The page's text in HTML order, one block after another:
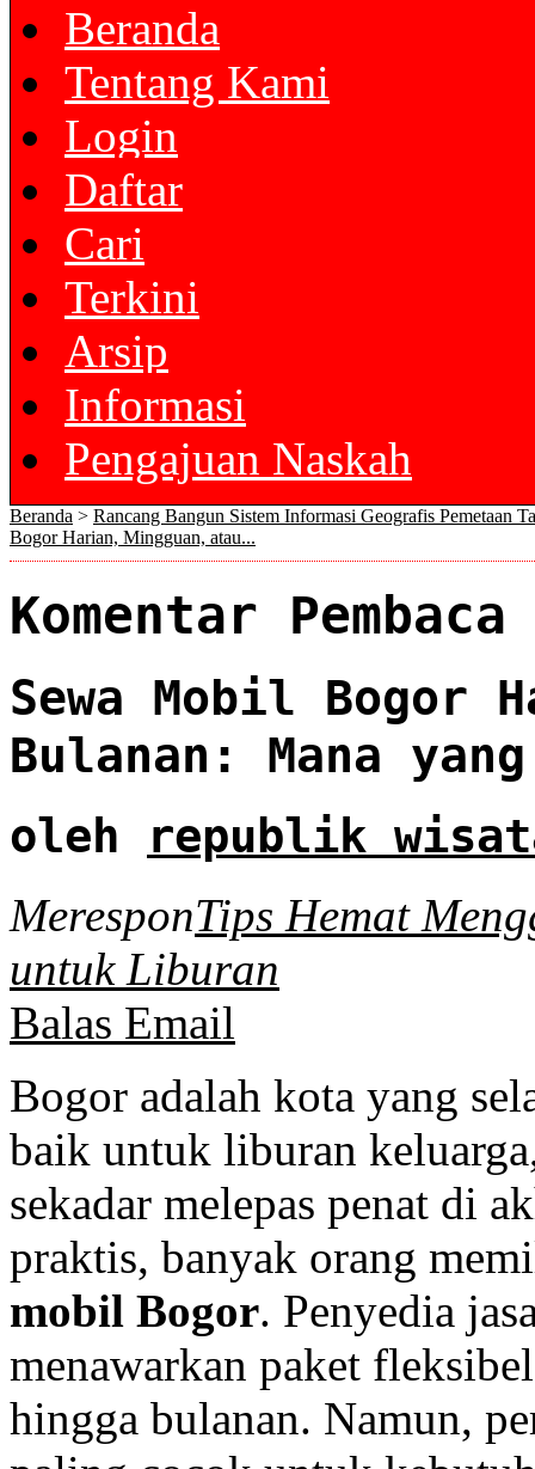
Beranda
Tentang Kami
Login
Daftar
Cari
Terkini
Arsip
Informasi
Pengajuan Naskah
Beranda > Rancang Bangun Sistem Informasi Geografis Pemetaan
Bogor Harian, Mingguan, atau...
Komentar Pembaca
Sewa Mobil Bogor
Bulanan: Mana
oleh republik
MeresponTips Hemat
untuk Liburan
Balas Email
Bogor adalah kota yang
baik untuk liburan
sekadar melepas penat di
praktis, banyak orang
mobil Bogor. Penyedia
menawarkan paket
hingga bulanan. Namun,